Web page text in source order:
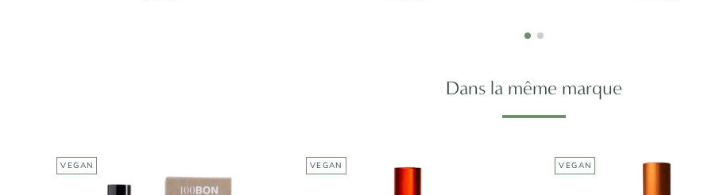
Dans la même marque
VEGAN VEGAN VEGAN